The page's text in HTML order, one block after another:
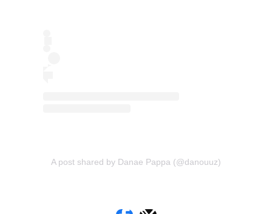
A post shared by Danae Pappa (@danouuz)